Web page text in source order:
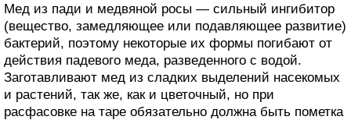
Мед из пади и медвяной росы — сильный ингибитор
(вещество, замедляющее или подавляющее развитие)
бактерий, поэтому некоторые их формы погибают от
действия падевого меда, разведенного с водой.
Заготавливают мед из сладких выделений насекомых
и растений, так же, как и цветочный, но при
расфасовке на таре обязательно должна быть пометка